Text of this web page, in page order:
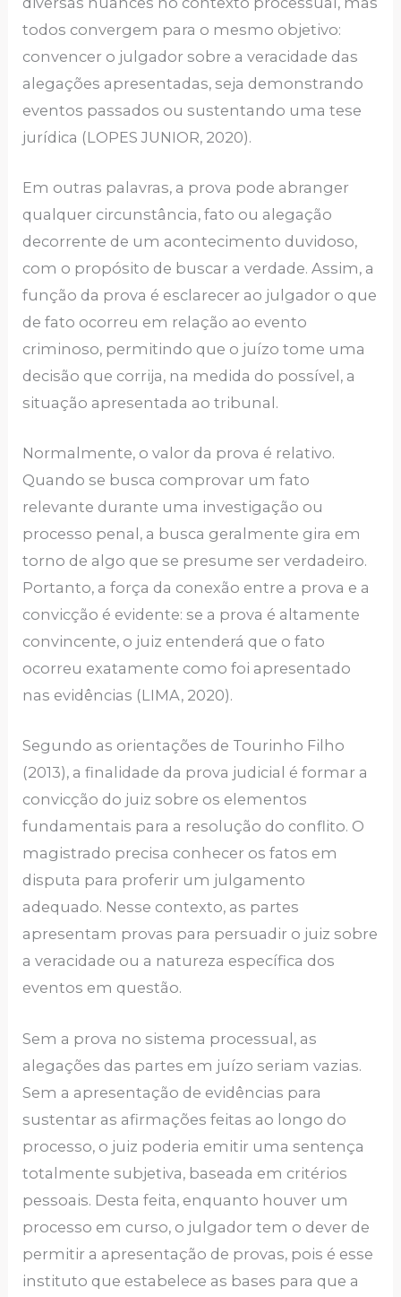
todos convergem para o mesmo objetivo:
convencer o julgador sobre a veracidade das
alegações apresentadas, seja demonstrando
eventos passados ou sustentando uma tese
jurídica (LOPES JUNIOR, 2020).
Em outras palavras, a prova pode abranger
qualquer circunstância, fato ou alegação
decorrente de um acontecimento duvidoso,
com o propósito de buscar a verdade. Assim, a
função da prova é esclarecer ao julgador o que
de fato ocorreu em relação ao evento
criminoso, permitindo que o juízo tome uma
decisão que corrija, na medida do possível, a
situação apresentada ao tribunal.
Normalmente, o valor da prova é relativo.
Quando se busca comprovar um fato
relevante durante uma investigação ou
processo penal, a busca geralmente gira em
torno de algo que se presume ser verdadeiro.
Portanto, a força da conexão entre a prova e a
convicção é evidente: se a prova é altamente
convincente, o juiz entenderá que o fato
ocorreu exatamente como foi apresentado
nas evidências (LIMA, 2020).
Segundo as orientações de Tourinho Filho
(2013), a finalidade da prova judicial é formar a
convicção do juiz sobre os elementos
fundamentais para a resolução do conflito. O
magistrado precisa conhecer os fatos em
disputa para proferir um julgamento
adequado. Nesse contexto, as partes
apresentam provas para persuadir o juiz sobre
a veracidade ou a natureza específica dos
eventos em questão.
Sem a prova no sistema processual, as
alegações das partes em juízo seriam vazias.
Sem a apresentação de evidências para
sustentar as afirmações feitas ao longo do
processo, o juiz poderia emitir uma sentença
totalmente subjetiva, baseada em critérios
pessoais. Desta feita, enquanto houver um
processo em curso, o julgador tem o dever de
permitir a apresentação de provas, pois é esse
instituto que estabelece as bases para que a